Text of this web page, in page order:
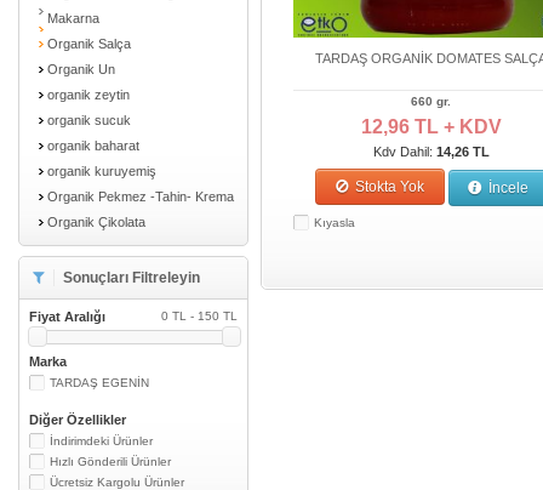
Makarna
Organik Salça
Organik Un
organik zeytin
organik sucuk
organik baharat
organik kuruyemiş
Organik Pekmez -Tahin- Krema
Organik Çikolata
Sonuçları Filtreleyin
Fiyat Aralığı 0 TL - 150 TL
Marka
TARDAŞ EGENİN
Diğer Özellikler
İndirimdeki Ürünler
Hızlı Gönderili Ürünler
Ücretsiz Kargolu Ürünler
TARDAŞ ORGANİK DOMATES
660 gr.
12,96 TL + KDV
Kdv Dahil: 14,26 TL
Stokta Yok İncele
Kıyasla